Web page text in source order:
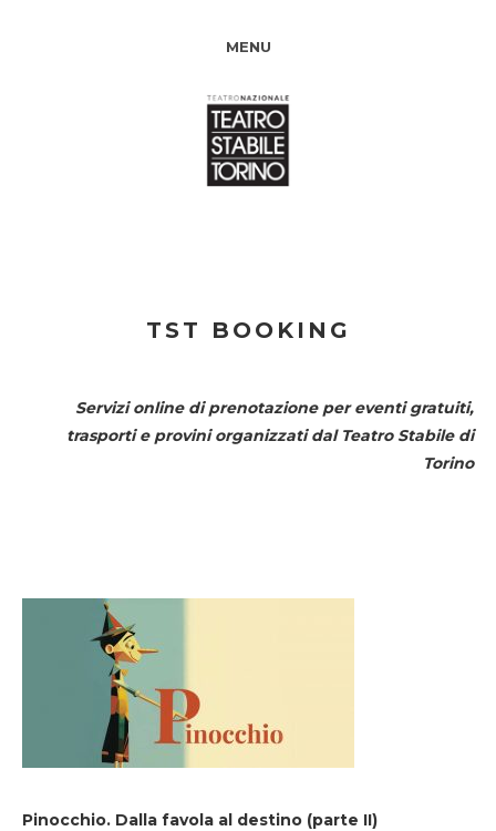
MENU
TST BOOKING
Servizi online di prenotazione per eventi gratuiti,
trasporti e provini organizzati dal Teatro Stabile di
Torino
Pinocchio. Dalla favola al destino (parte II)